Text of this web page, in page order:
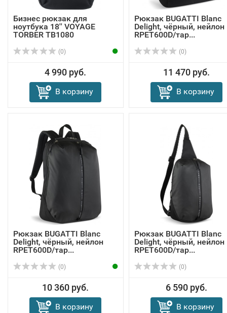
Бизнес рюкзак для
ноутбука 18'' VOYAGE
TORBER TB1080
(0)
4 990 руб.
В корзину
Рюкзак BUGATTI Blanc
Delight, чёрный, нейлон
RPET600D/тар...
(0)
11 470 руб.
В корзину
Рюкзак BUGATTI Blanc
Delight, чёрный, нейлон
RPET600D/тар...
(0)
10 360 руб.
В корзину
Рюкзак BUGATTI Blanc
Delight, чёрный, нейлон
RPET600D/тар...
(0)
6 590 руб.
В корзину